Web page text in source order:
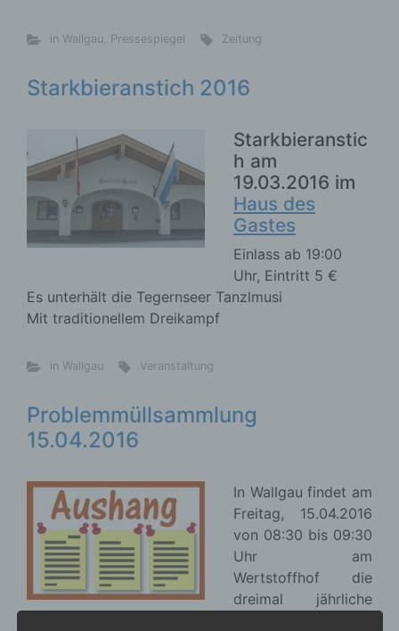
in Wallgau, Pressespiegel Zeitung
Starkbieranstich 2016
Starkbieranstic
h am
19.03.2016 im
Haus des
Gastes
Einlass ab 19:00
Uhr, Eintritt 5 €
Es unterhält die Tegernseer Tanzlmusi
Mit traditionellem Dreikampf
in Wallgau Veranstaltung
Problemmüllsammlung
15.04.2016
In Wallgau findet am
Freitag, 15.04.2016
von 08:30 bis 09:30
Uhr am
Wertstoffhof die
dreimal jährliche